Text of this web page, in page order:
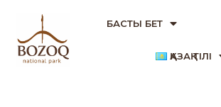
БАСТЫ БЕТ
ҚАЗАҚ ТІЛІ